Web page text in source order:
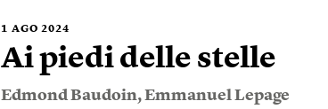
1 AGO 2024
Ai piedi delle stelle
Edmond Baudoin,Emmanuel Lepage